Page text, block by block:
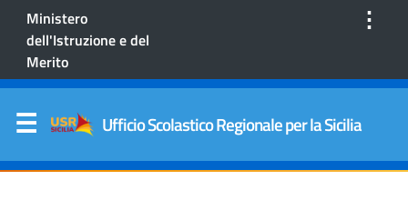
Ministero
dell'Istruzione e del
Merito
⋮
Ufficio Scolastico Regionale per la Sicilia